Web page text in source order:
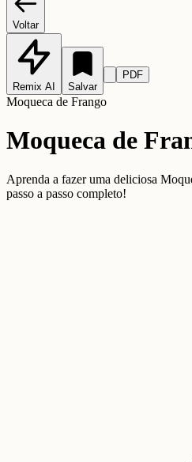
Voltar
Remix AI Salvar
PDF
Moqueca de Frango
Moqueca de
Aprenda a fazer uma deliciosa
passo a passo completo!